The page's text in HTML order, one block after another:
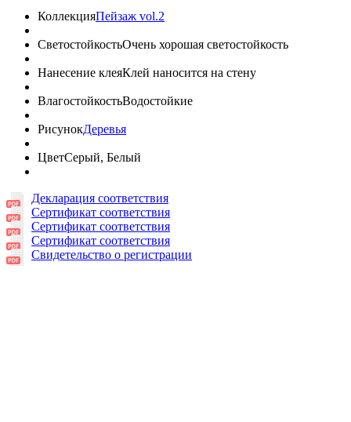
КоллекцияПейзаж vol.2
СветостойкостьОчень хорошая светостойкость
Нанесение клеяКлей наносится на стену
ВлагостойкостьВодостойкие
РисунокДеревья
ЦветСерый, Белый
Декларация соответствия
Сертификат соответствия
Сертификат соответствия
Сертификат соответствия
Свидетельство о регистрации